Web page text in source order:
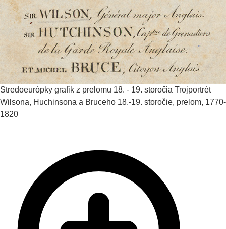
Stredoeurópky grafik z prelomu 18. - 19. storočia Trojportrét
Wilsona, Huchinsona a Bruceho 18.-19. storočie, prelom, 1770-
1820